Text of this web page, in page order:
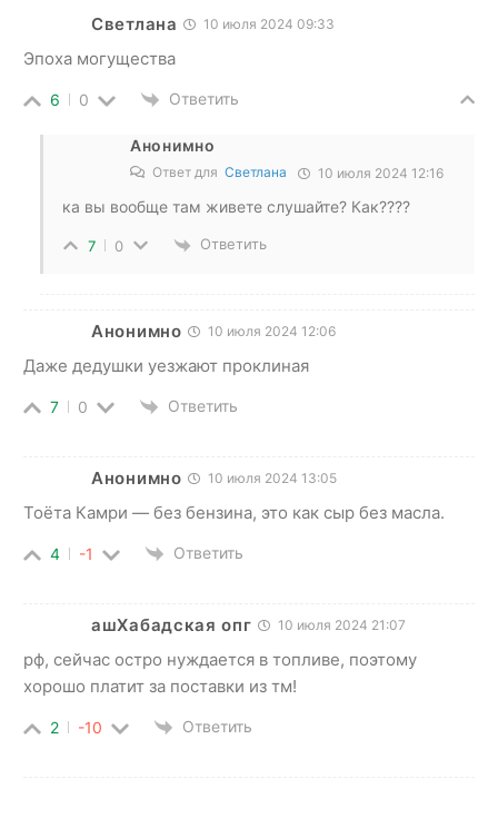
Светлана 10 июля 2024 09:33
Эпоха могущества
6 0 Ответить
Анонимно
Ответ для Светлана 10 июля 2024 12:16
ка вы вообще там живете слушайте? Как????
7 0 Ответить
Анонимно 10 июля 2024 12:06
Даже дедушки уезжают проклиная
7 0 Ответить
Анонимно 10 июля 2024 13:05
Тоёта Камри — без бензина, это как сыр без масла.
4 -1 Ответить
ашХабадская опг 10 июля 2024 21:07
рф, сейчас остро нуждается в топливе, поэтому
хорошо платит за поставки из тм!
2 -10 Ответить